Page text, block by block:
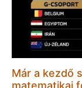
Már a kezdő
matematikai